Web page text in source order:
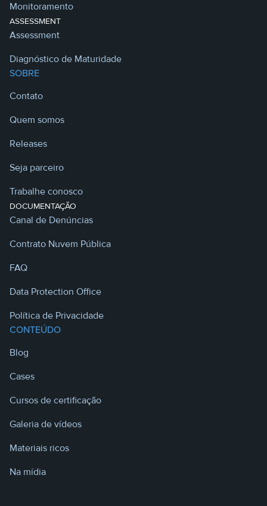
Monitoramento
ASSESSMENT
Assessment
Diagnóstico de Maturidade
SOBRE
Contato
Quem somos
Releases
Seja parceiro
Trabalhe conosco
DOCUMENTAÇÃO
Canal de Denúncias
Contrato Nuvem Pública
FAQ
Data Protection Office
Política de Privacidade
CONTEÚDO
Blog
Cases
Cursos de certificação
Galeria de vídeos
Materiais ricos
Na mídia